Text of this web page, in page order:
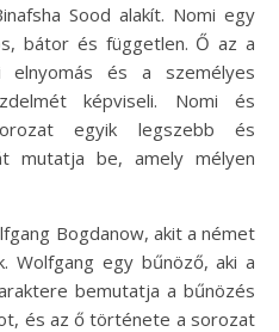
Sood alakít. Nomi egy
bátor és független. Ő az a
elnyomás és a személyes
képviseli. Nomi és
egyik legszebb és
mutatja be, amely mélyen
Bogdanow, akit a német
Wolfgang egy bűnöző, aki a
bemutatja a bűnözés
és az ő története a sorozat